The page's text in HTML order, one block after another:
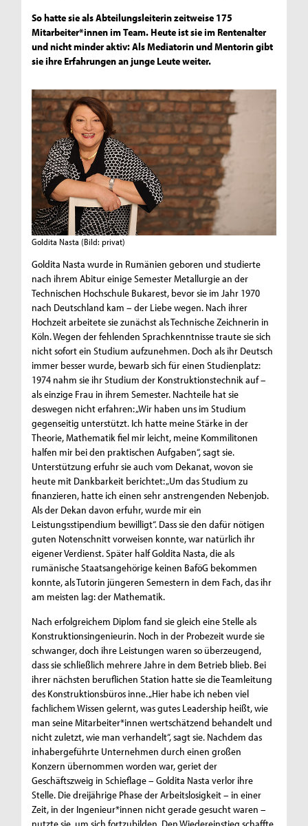
So hatte sie als Abteilungsleiterin zeitweise 175
Mitarbeiter*innen im Team. Heute ist sie im Rentenalter
und nicht minder aktiv: Als Mediatorin und Mentorin gibt
sie ihre Erfahrungen an junge Leute weiter.
Goldita Nasta (Bild: privat)
Goldita Nasta wurde in Rumänien geboren und studierte
nach ihrem Abitur einige Semester Metallurgie an der
Technischen Hochschule Bukarest, bevor sie im Jahr 1970
nach Deutschland kam – der Liebe wegen. Nach ihrer
Hochzeit arbeitete sie zunächst als Technische Zeichnerin in
Köln. Wegen der fehlenden Sprachkenntnisse traute sie sich
nicht sofort ein Studium aufzunehmen. Doch als ihr Deutsch
immer besser wurde, bewarb sich für einen Studienplatz:
1974 nahm sie ihr Studium der Konstruktionstechnik auf –
als einzige Frau in ihrem Semester. Nachteile hat sie
deswegen nicht erfahren: „Wir haben uns im Studium
gegenseitig unterstützt. Ich hatte meine Stärke in der
Theorie, Mathematik fiel mir leicht, meine Kommilitonen
halfen mir bei den praktischen Aufgaben“, sagt sie.
Unterstützung erfuhr sie auch vom Dekanat, wovon sie
heute mit Dankbarkeit berichtet: „Um das Studium zu
finanzieren, hatte ich einen sehr anstrengenden Nebenjob.
Als der Dekan davon erfuhr, wurde mir ein
Leistungsstipendium bewilligt“. Dass sie den dafür nötigen
guten Notenschnitt vorweisen konnte, war natürlich ihr
eigener Verdienst. Später half Goldita Nasta, die als
rumänische Staatsangehörige keinen BaföG bekommen
konnte, als Tutorin jüngeren Semestern in dem Fach, das ihr
am meisten lag: der Mathematik.
Nach erfolgreichem Diplom fand sie gleich eine Stelle als
Konstruktionsingenieurin. Noch in der Probezeit wurde sie
schwanger, doch ihre Leistungen waren so überzeugend,
dass sie schließlich mehrere Jahre in dem Betrieb blieb. Bei
ihrer nächsten beruflichen Station hatte sie die Teamleitung
des Konstruktionsbüros inne. „Hier habe ich neben viel
fachlichem Wissen gelernt, was gutes Leadership heißt, wie
man seine Mitarbeiter*innen wertschätzend behandelt und
nicht zuletzt, wie man verhandelt“, sagt sie. Nachdem das
inhabergeführte Unternehmen durch einen großen
Konzern übernommen worden war, geriet der
Geschäftszweig in Schieflage – Goldita Nasta verlor ihre
Stelle. Die dreijährige Phase der Arbeitslosigkeit – in einer
Zeit, in der Ingenieur*innen nicht gerade gesucht waren –